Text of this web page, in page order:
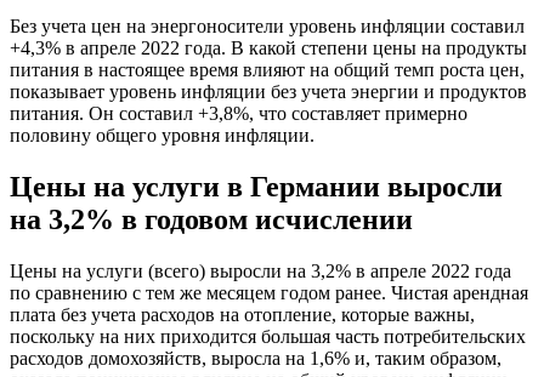
Без учета цен на энергоносители уровень инфляции составил
+4,3% в апреле 2022 года. В какой степени цены на продукты
питания в настоящее время влияют на общий темп роста цен,
показывает уровень инфляции без учета энергии и продуктов
питания. Он составил +3,8%, что составляет примерно
половину общего уровня инфляции.
Цены на услуги в Германии выросли
на 3,2% в годовом исчислении
Цены на услуги (всего) выросли на 3,2% в апреле 2022 года
по сравнению с тем же месяцем годом ранее. Чистая арендная
плата без учета расходов на отопление, которые важны,
поскольку на них приходится большая часть потребительских
расходов домохозяйств, выросла на 1,6% и, таким образом,